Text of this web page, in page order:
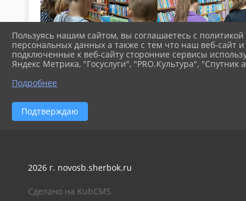
2026 г. novosb.sherbok.ru
Сделано на KubCMS
Пользуясь нашим сайтом, вы соглашаетесь с политикой
персональных данных а также с тем что наш веб-сайт и
подключенные к веб-сайту сторонние сервисы
Яндекс Метрика, "Госуслуги", "PRO.Культура", "Спутник
Подробнее
Подтверждаю